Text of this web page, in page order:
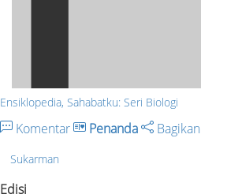
Ensiklopedia, Sahabatku: Seri Biologi
Komentar Penanda Bagikan
Sukarman
Edisi